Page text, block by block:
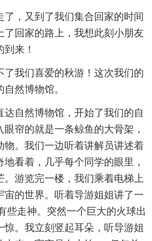
了，又到了我们集合回家的时间
了回家的路上，我想此刻小朋友
来！
了我们喜爱的秋游！这次我们的
然博物馆。
达自然博物馆，开始了我们的自
帘的就是一条鲸鱼的大骨架，
物。我们一边听着讲解员讲述着
看着，几乎每个同学的眼里，
游览完一楼，我们乘着电梯上
宙的世界。听着导游姐姐讲了一
些走神。突然一个巨大的火球出
。我立刻竖起耳朵，听导游姐